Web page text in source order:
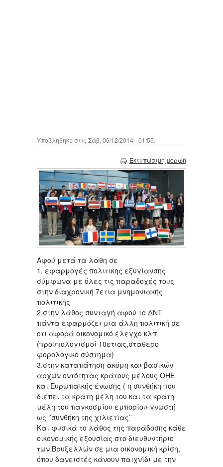
Υποβλήθηκε στις Σάβ, 06/12/2014 - 01:55.
Εκτυπώσιμη μορφή
Αφού μετά τα λάθη σε
1. εφαρμογές πολιτικης εξυγίανσης
σύμφωνα με όλες τις παραδοχές τους
στην διαχρονική 7ετια μνημονιακής
πολιτικής
2.στην λάθος συνταγή αφού το ΔΝΤ
πάντα εφαρμόζει μια άλλη πολιτική σε
οτι αφορά οικονομικό έλεγχο κλπ
(προϋπολογισμοί 10ετιας,σταθερο
φορολογικό σύστημα)
3.στην καταπάτηση ακόμη και βασικών
αρχών οντότητας κράτους μέλους ΟΗΕ
και Ευρωπαϊκής ένωσης ( η συνθήκη που
διέπει τα κράτη μέλη του και τα κράτη
μέλη του παγκοσμίου εμπορίου-γνωστή
ως ‘’συνθήκη της χιλιετίας’’
Και φυσικά το λάθος της παράδοσης κάθε
οικονομικής εξουσίας στο διευθυντήριο
των Βρυξελλών σε μια οικονομική κρίση,
όπου δανειστές κάνουν παιχνίδι με την